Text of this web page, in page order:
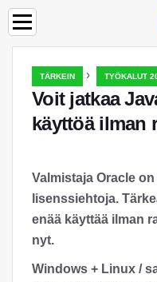
TÄRKEIN › TYÖKALUT
Voit jatkaa
käyttöä ilman
Valmistaja Oracle
lisenssiehtoja.
enää käyttää ilman
nyt.
Windows + Linux /